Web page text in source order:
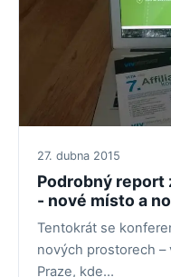
27. dubna 2015
Podrobný report
- nové místo a
Tentokrát se
nových prostorech –
Praze, kde…